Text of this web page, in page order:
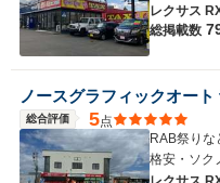
レクサス
総掲載数
ノースグラフィックオート
総合評価 5点
RAB祭り
格安・ソク